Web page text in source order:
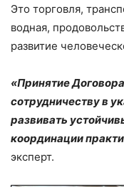
Это торговля,
водная,
развитие
«Принятие
сотрудничеству в
развивать
координации
эксперт.